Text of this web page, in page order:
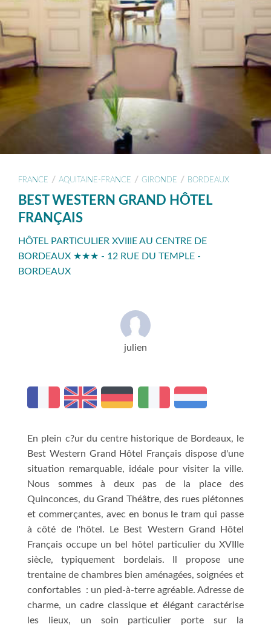
FRANCE / AQUITAINE-FRANCE / GIRONDE / BORDEAUX
BEST WESTERN GRAND HÔTEL
FRANÇAIS
HÔTEL PARTICULIER XVIIIE AU CENTRE DE
BORDEAUX ★★★ - 12 RUE DU TEMPLE -
BORDEAUX
julien
En plein c?ur du centre historique de Bordeaux, le
Best Western Grand Hôtel Français dispose d'une
situation remarquable, idéale pour visiter la ville.
Nous sommes à deux pas de la place des
Quinconces, du Grand Théâtre, des rues piétonnes
et commerçantes, avec en bonus le tram qui passe
à côté de l'hôtel. Le Best Western Grand Hôtel
Français occupe un bel hôtel particulier du XVIIIe
siècle, typiquement bordelais. Il propose une
trentaine de chambres bien aménagées, soignées et
confortables : un pied-à-terre agréable. Adresse de
charme, un cadre classique et élégant caractérise
les lieux, un soin particulier porte sur la